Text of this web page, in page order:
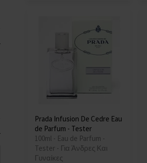
Prada Infusion De Cedre Eau
de Parfum - Tester
100ml - Eau de Parfum -
Tester - Για Άνδρες Και
Γυναίκες